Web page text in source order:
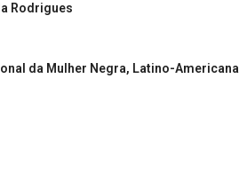
Rodrigues
da Mulher Negra, Latino-Americana